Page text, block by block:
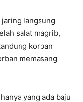
jaring langsung
salat magrib,
korban
memasang
yang ada baju